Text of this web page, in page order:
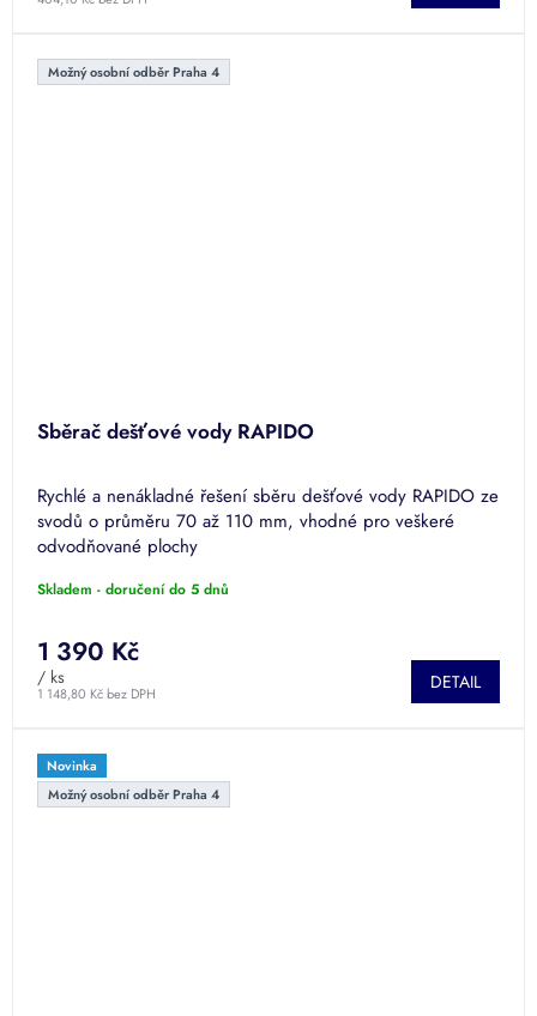
Možný osobní odběr Praha 4
Sběrač dešťové vody RAPIDO
Rychlé a nenákladné řešení sběru dešťové vody RAPIDO ze
svodů o průměru 70 až 110 mm, vhodné pro veškeré
odvodňované plochy
Skladem - doručení do 5 dnů
1 148,80 Kč bez DPH
1 390 Kč
/ ks DETAIL
Novinka
Možný osobní odběr Praha 4